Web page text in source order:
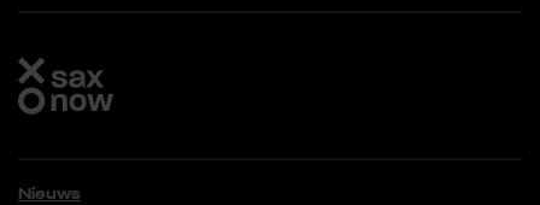
Nieuws